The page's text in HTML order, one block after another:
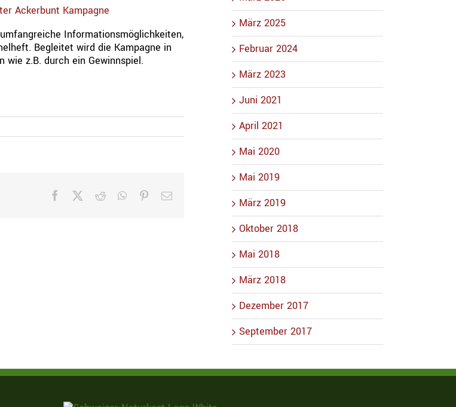
Informationsmöglichkeiten,
Begleitet wird die Kampagne in
wie z.B. durch ein Gewinnspiel.
Facebook RedditWhatsApp
Pinterest
E-
März 2025
Februar 2024
März 2023
Juni 2021
April 2021
Mai 2020
Mai 2019
März 2019
Oktober 2018
Mai 2018
März 2018
Dezember 2017
September 2017